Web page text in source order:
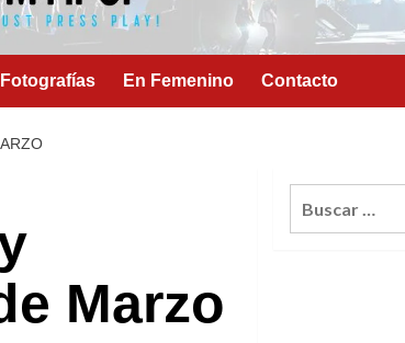
Fotografías En Femenino Contacto
Marzo